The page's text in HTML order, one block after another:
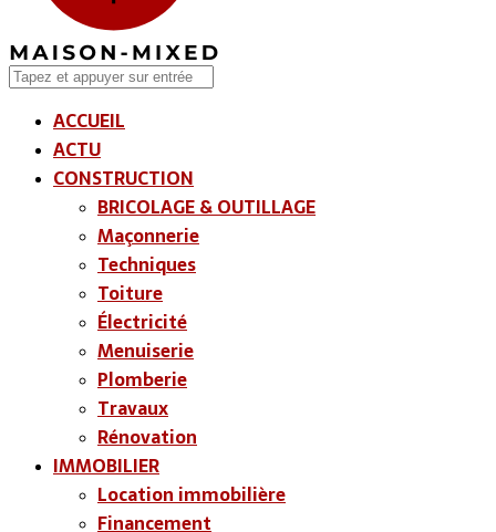
ACCUEIL
ACTU
CONSTRUCTION
BRICOLAGE & OUTILLAGE
Maçonnerie
Techniques
Toiture
Électricité
Menuiserie
Plomberie
Travaux
Rénovation
IMMOBILIER
Location immobilière
Financement